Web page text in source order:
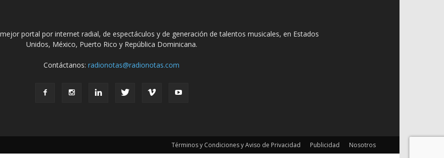
portal por internet radial, de espectáculos y de generación de talentos musicales, en Estados
Unidos, México, Puerto Rico y República Dominicana.
Contáctanos:radionotas@radionotas.com
Términos y Condiciones y Aviso de Privacidad Publicidad Nosotros